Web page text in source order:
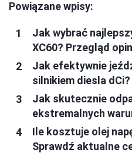
Powiązane wpisy:
Jak wybrać
XC60? Przegląd
Jak efektywnie
silnikiem diesla dCi?
Jak skutecznie
ekstremalnych
Ile kosztuje olej
Sprawdź aktualne